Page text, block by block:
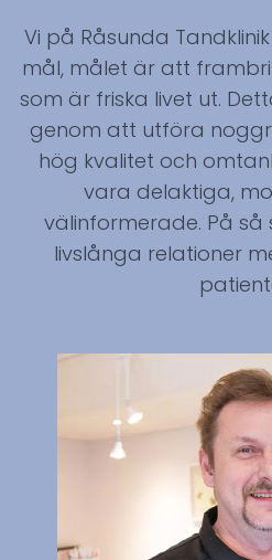
Vi på Råsunda
mål, målet är att
som är friska livet ut.
genom att utföra
hög kvalitet och
vara delaktiga,
välinformerade. På så
livslånga relationer